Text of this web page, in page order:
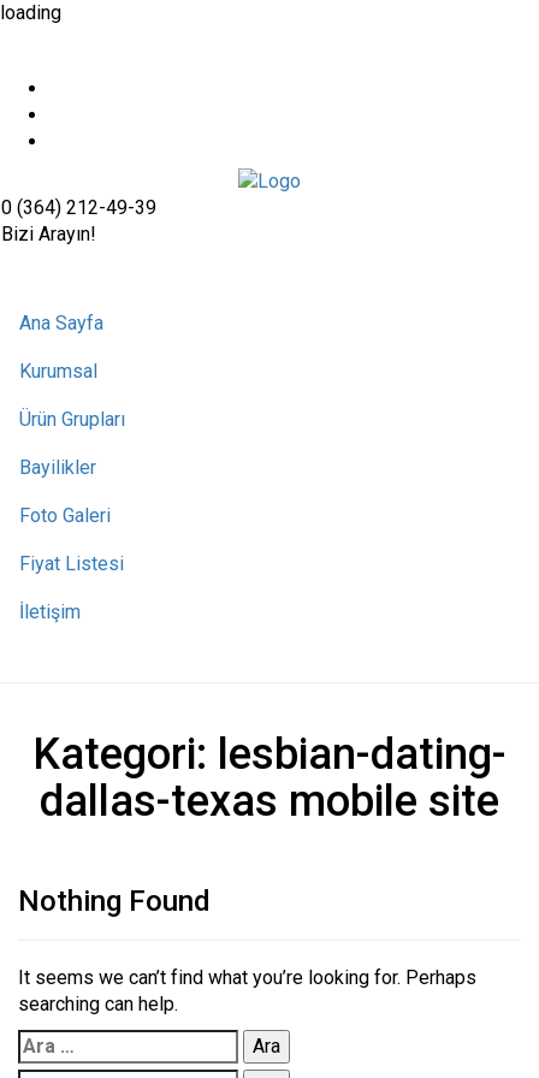
loading
0 (364) 212-49-39
Bizi Arayın!
Ana Sayfa
Kurumsal
Ürün Grupları
Bayilikler
Foto Galeri
Fiyat Listesi
İletişim
Kategori: lesbian-dating-
dallas-texas mobile site
Nothing Found
It seems we can’t find what you’re looking for. Perhaps
searching can help.
Arama: